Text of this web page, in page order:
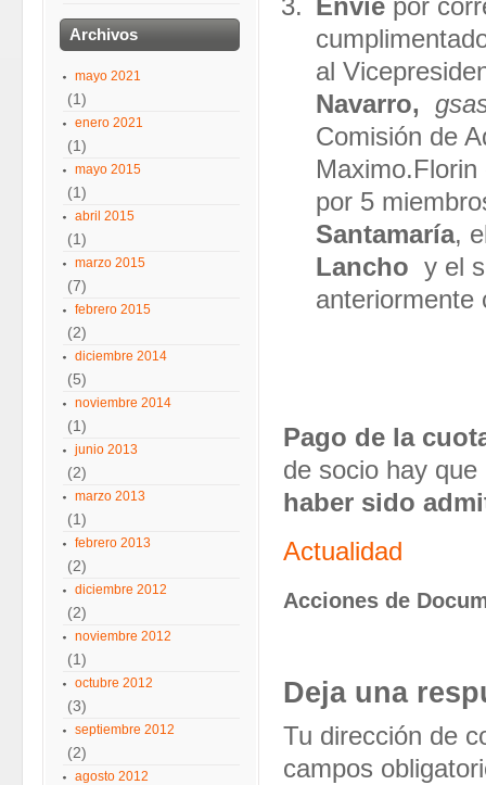
Envíe por
al
Navarro,
Comisión de
por 5
Santamaría,
Lancho y el
anteriormente
Pago de la
de socio hay
haber sido
Actualidad
Acciones de
Deja una
Tu dirección de
campos
Archivos
mayo 2021
(1)
enero 2021
(1)
mayo 2015
(1)
abril 2015
(1)
marzo 2015
(7)
febrero 2015
(2)
diciembre 2014
(5)
noviembre 2014
(1)
junio 2013
(2)
marzo 2013
(1)
febrero 2013
(2)
diciembre 2012
(2)
noviembre 2012
(1)
octubre 2012
(3)
septiembre 2012
(2)
agosto 2012